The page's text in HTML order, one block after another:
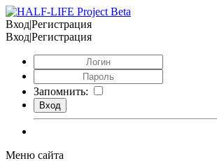
Вход|Регистрация
Вход|Регистрация
Запомнить:
Меню сайта